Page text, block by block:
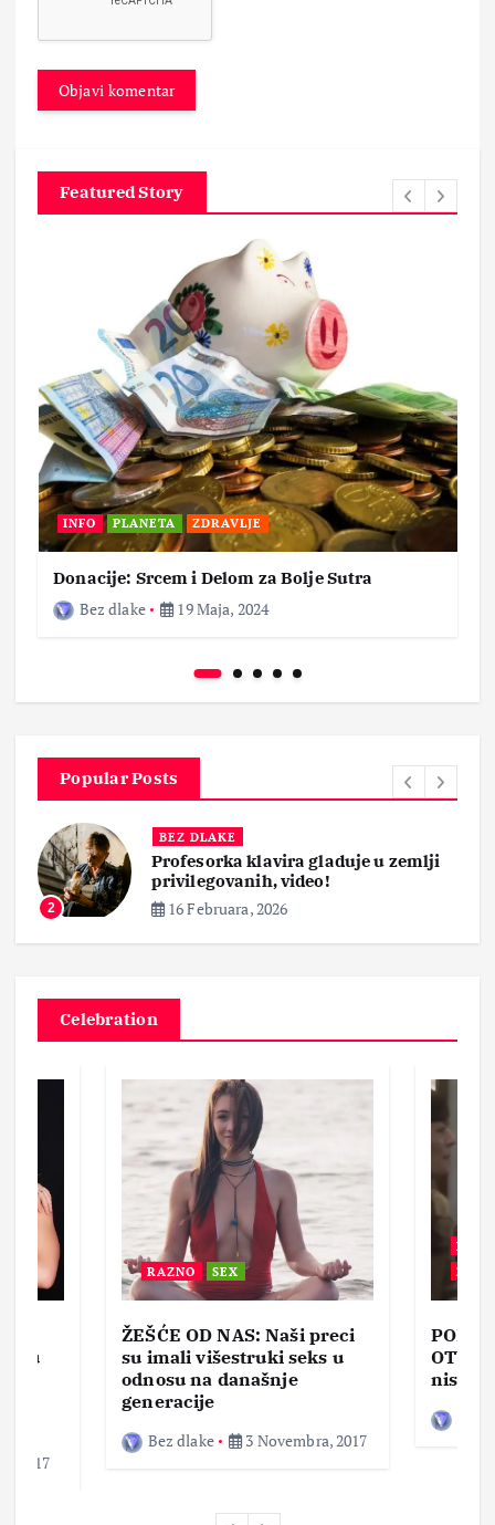
Featured Story
INFO PLANETA ZDRAVLJE
Donacije: Srcem i Delom za Bolje Sutra
Bez dlake
19 Maja, 2024
Popular Posts
BEZ DLAKE
Profesorka klavira gladuje u zemlji
privilegovanih, video!
16 Februara, 2026
Celebration
u
2017
RAZNO SEX
ŽEŠĆE OD NAS: Naši preci
su imali višestruki seks u
odnosu na današnje
generacije
Bez dlake 3 Novembra, 2017
BEZ
nisam